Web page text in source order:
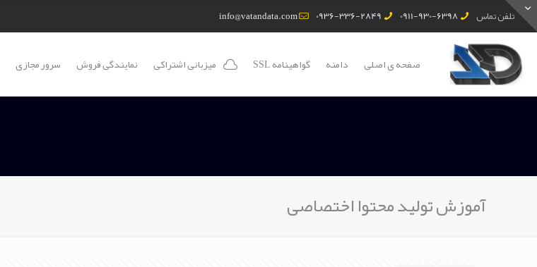
تلفن تماس 0911-930-6398
0936-336-2849
info@vatandata.com
صفحه ی اصلی دامنه گواهینامه SSL میزبانی اشتراکی نمایندگی فروش سرور مجازی
آموزش تولید محتوا اختصاصی